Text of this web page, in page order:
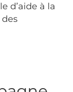
d’aide à la
des